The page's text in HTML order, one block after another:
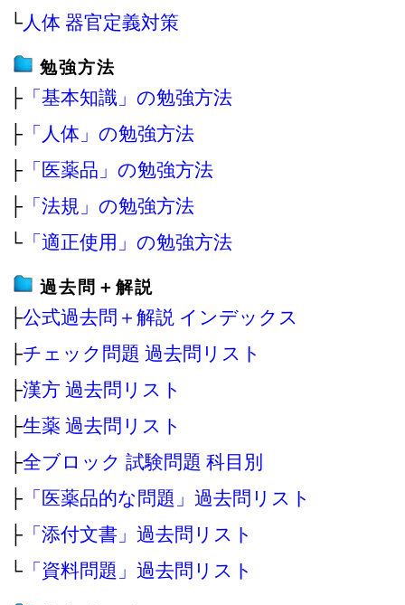
└人体 器官定義対策
勉強方法
├ 「基本知識」の勉強方法
├ 「人体」の勉強方法
├ 「医薬品」の勉強方法
├ 「法規」の勉強方法
└ 「適正使用」の勉強方法
過去問＋解説
├公式過去問＋解説 インデックス
├チェック問題 過去問リスト
├漢方 過去問リスト
├生薬 過去問リスト
├全ブロック 試験問題 科目別
├ 「医薬品的な問題」過去問リスト
├ 「添付文書」過去問リスト
└ 「資料問題」過去問リスト